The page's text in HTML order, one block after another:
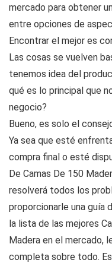
mercado para obtener
entre opciones de
Encontrar el mejor es
Las cosas se vuelven
tenemos idea del
qué es lo principal que
negocio?
Bueno, es solo el
Ya sea que esté
compra final o esté
De Camas De 150
resolverá todos los
proporcionarle una guía
la lista de las mejores
Madera en el mercado,
completa sobre todo.